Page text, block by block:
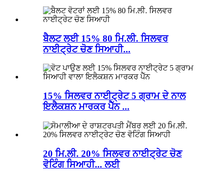
ਬੈਲਟ ਲਈ 15% 80 ਮਿ.ਲੀ. ਸਿਲਵਰ
ਨਾਈਟ੍ਰੇਟ ਚੋਣ ਸਿਆਹੀ...
15% ਸਿਲਵਰ ਨਾਈਟ੍ਰੇਟ 5 ਗ੍ਰਾਮ ਦੇ ਨਾਲ
ਇਲੈਕਸ਼ਨ ਮਾਰਕਰ ਪੈੱਨ ...
20 ਮਿ.ਲੀ. 20% ਸਿਲਵਰ ਨਾਈਟ੍ਰੇਟ ਚੋਣ
ਵੋਟਿੰਗ ਸਿਆਹੀ... ਲਈ